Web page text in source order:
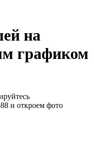
на
графиком
и откроем фото